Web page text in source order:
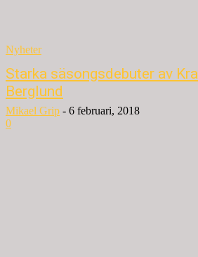
Nyheter
Starka säsongsdebuter av
Berglund
Mikael Grip - 6 februari, 2018
0